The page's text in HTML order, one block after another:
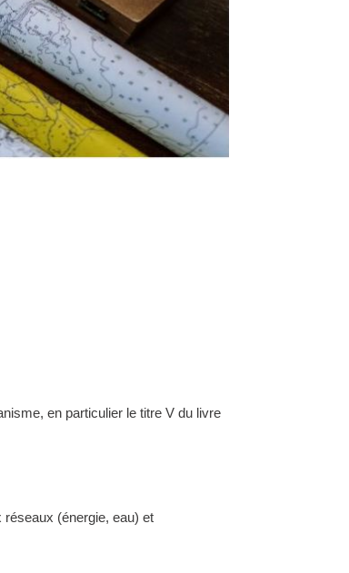
en particulier le titre V du livre
(énergie, eau) et